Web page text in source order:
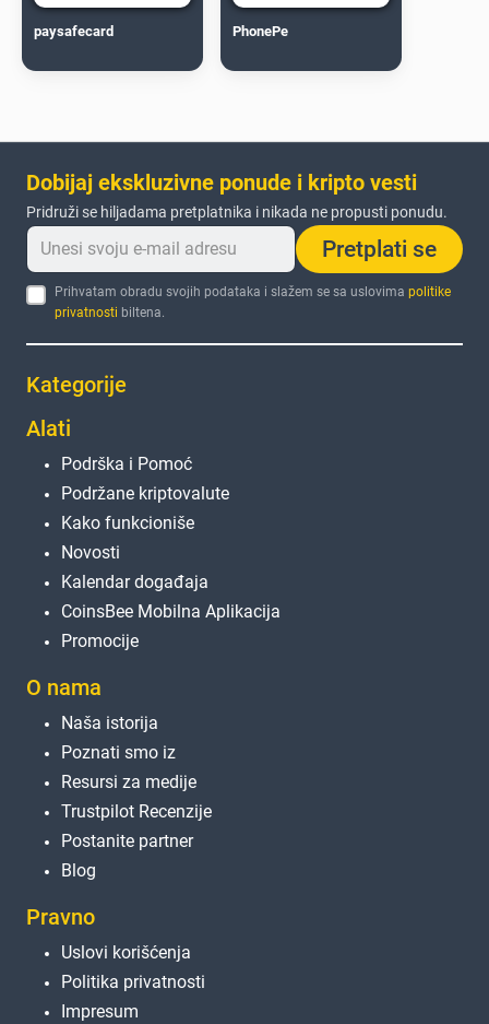
paysafecard PhonePe
Dobijaj ekskluzivne ponude i kripto vesti
Pridruži se hiljadama pretplatnika i nikada ne propusti ponudu.
Pretplati se
Prihvatam obradu svojih podataka i slažem se sa uslovimapolitike
privatnosti biltena.
Kategorije
Alati
Podrška i Pomoć
Podržane kriptovalute
Kako funkcioniše
Novosti
Kalendar događaja
CoinsBee Mobilna Aplikacija
Promocije
O nama
Naša istorija
Poznati smo iz
Resursi za medije
Trustpilot Recenzije
Postanite partner
Blog
Pravno
Uslovi korišćenja
Politika privatnosti
Impresum